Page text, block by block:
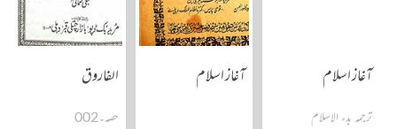
آغاز اسلام
ترجمہ بدء الاسلام
آغاز اسلام الفاروق
حصہ۔002